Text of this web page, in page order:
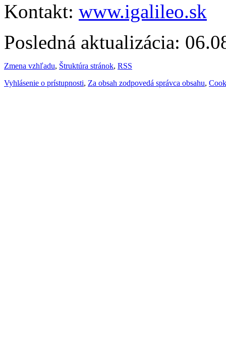
Kontakt: www.igalileo.sk
Posledná aktualizácia:
Zmena vzhľadu, Štruktúra stránok, RSS
Vyhlásenie o prístupnosti, Za obsah zodpovedá správca obsahu,